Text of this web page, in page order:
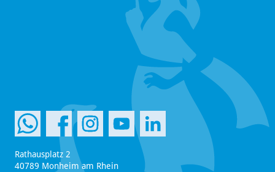
Rathausplatz 2
40789 Monheim am Rhein